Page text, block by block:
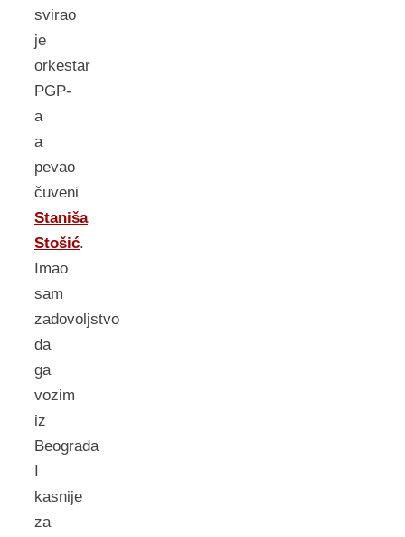
svirao
je
orkestar
PGP-
a
a
pevao
čuveni
Staniša
Stošić.
Imao
sam
zadovoljstvo
da
ga
vozim
iz
Beograda
I
kasnije
za